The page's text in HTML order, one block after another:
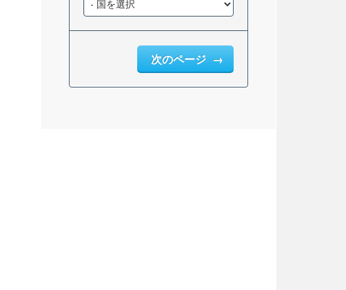
次のページ